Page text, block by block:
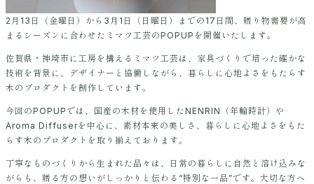
2月13日（金曜日）から3月1日（日曜日）までの17日間、贈り物需要が高
まるシーズンに合わせたミマツ工芸のPOPUPを開催いたします。
佐賀県・神埼市に工房を構えるミマツ工芸は、家具づくりで培った確かな
技術を背景に、デザイナーと協働しながら、暮らしに心地よさをもたらす
木のプロダクトを制作しています。
今回のPOPUPでは、国産の木材を使用したNENRIN（年輪時計）や
Aroma Diffuserを中心に、素材本来の美しさ、暮らしに心地よさをもた
らす木のプロダクトを取り揃えております。
丁寧なものづくりから生まれた品々は、日常の暮らしに自然と溶け込みな
がらも、贈る方の想いがしっかりと伝わる“特別な一品”です。大切な方へ